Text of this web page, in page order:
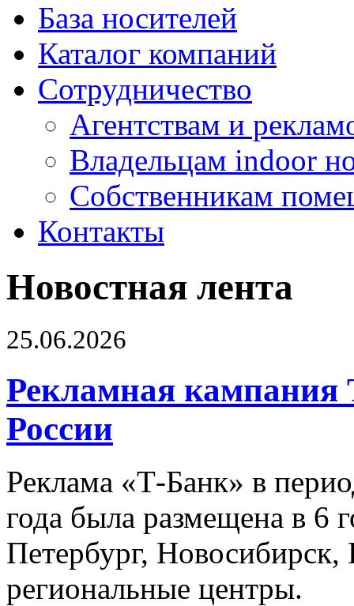
База носителей
Каталог компаний
Сотрудничество
Агентствам и
Владельцам indoor
Собственникам
Контакты
Новостная лента
25.06.2026
Рекламная кампания
России
Реклама «Т-Банк» в
года была размещена в 6
Петербург,
региональные центры.